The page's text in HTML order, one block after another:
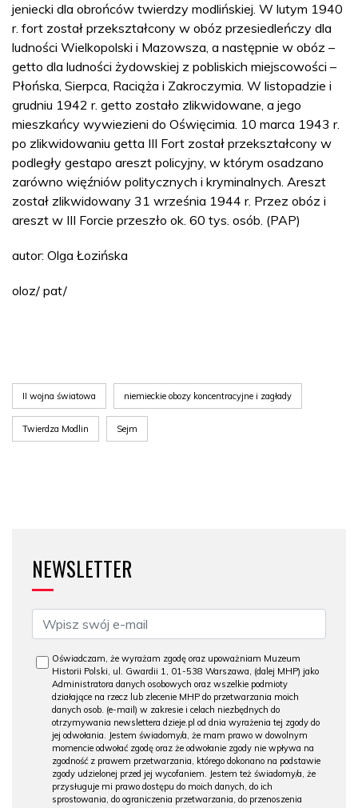
jeniecki dla obrońców twierdzy modlińskiej. W lutym 1940
r. fort został przekształcony w obóz przesiedleńczy dla
ludności Wielkopolski i Mazowsza, a następnie w obóz –
getto dla ludności żydowskiej z pobliskich miejscowości –
Płońska, Sierpca, Raciąża i Zakroczymia. W listopadzie i
grudniu 1942 r. getto zostało zlikwidowane, a jego
mieszkańcy wywiezieni do Oświęcimia. 10 marca 1943 r.
po zlikwidowaniu getta III Fort został przekształcony w
podległy gestapo areszt policyjny, w którym osadzano
zarówno więźniów politycznych i kryminalnych. Areszt
został zlikwidowany 31 września 1944 r. Przez obóz i
areszt w III Forcie przeszło ok. 60 tys. osób. (PAP)
autor: Olga Łozińska
oloz/ pat/
II wojna światowa niemieckie obozy koncentracyjne i zagłady
Twierdza Modlin Sejm
NEWSLETTER
Oświadczam, że wyrażam zgodę oraz upoważniam Muzeum
Historii Polski, ul. Gwardii 1, 01-538 Warszawa, (dalej MHP) jako
Administratora danych osobowych oraz wszelkie podmioty
działające na rzecz lub zlecenie MHP do przetwarzania moich
danych osob. (e-mail) w zakresie i celach niezbędnych do
otrzymywania newslettera dzieje.pl od dnia wyrażenia tej zgody do
jej odwołania. Jestem świadomy/a, że mam prawo w dowolnym
momencie odwołać zgodę oraz że odwołanie zgody nie wpływa na
zgodność z prawem przetwarzania, którego dokonano na podstawie
zgody udzielonej przed jej wycofaniem. Jestem też świadomy/a, że
przysługuje mi prawo dostępu do moich danych, do ich
sprostowania, do ograniczenia przetwarzania, do przenoszenia